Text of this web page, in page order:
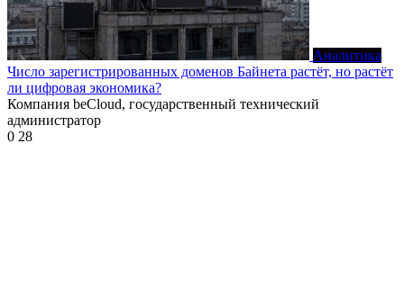
Аналитика
Число зарегистрированных доменов Байнета растёт, но растёт
ли цифровая экономика?
Компания beCloud, государственный технический
администратор
0 28